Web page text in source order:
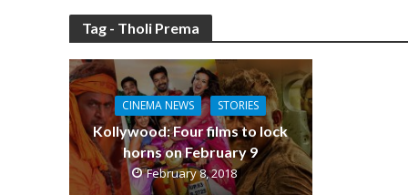
Tag - Tholi Prema
CINEMA NEWS STORIES
Kollywood: Four films to lock
horns on February 9
February 8, 2018